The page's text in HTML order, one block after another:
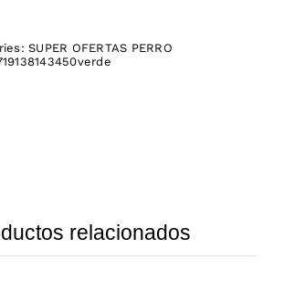
SUPER OFERTAS PERRO
relacionados